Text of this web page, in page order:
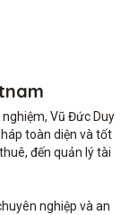
Vũ Đức Duy
toàn diện và tốt
đến quản lý tài
nghiệp và an